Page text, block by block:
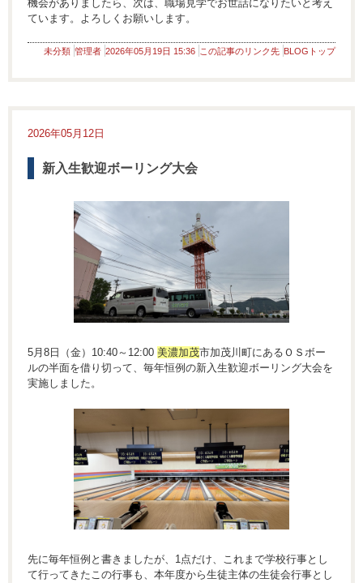
機会がありましたら、次は、職場見学でお世話になりたいと考え
ています。よろしくお願いします。
未分類 管理者 2026年05月19日 15:36 この記事のリンク先 BLOGトップ
2026年05月12日
新入生歓迎ボーリング大会
5月8日（金）10:40～12:00 美濃加茂市加茂川町にあるＯＳボー
ルの半面を借り切って、毎年恒例の新入生歓迎ボーリング大会を
実施しました。
先に毎年恒例と書きましたが、1点だけ、これまで学校行事とし
て行ってきたこの行事も、本年度から生徒主体の生徒会行事とし